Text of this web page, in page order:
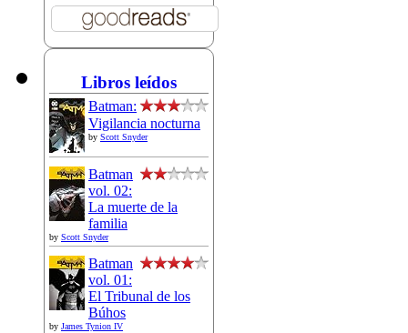
Libros leídos
Batman:
Vigilancia nocturna
by Scott Snyder
Batman
vol. 02:
La muerte de la
familia
by Scott Snyder
Batman
vol. 01:
El Tribunal de los
Búhos
by James Tynion IV